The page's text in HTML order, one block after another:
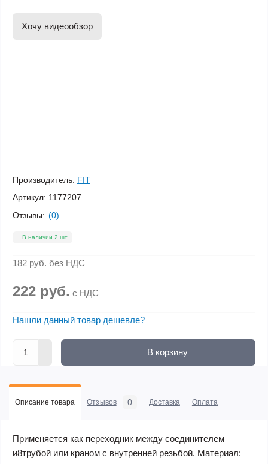
Хочу видеообзор
Производитель: FIT
Артикул: 1177207
Отзывы: (0)
В наличии 2 шт.
182 руб. без НДС
222 руб. с НДС
Нашли данный товар дешевле?
В корзину
Описание товара Отзывов 0 Доставка Оплата
Применяется как переходник между соединителем
и8трубой или краном с внутренней резьбой. Материал: